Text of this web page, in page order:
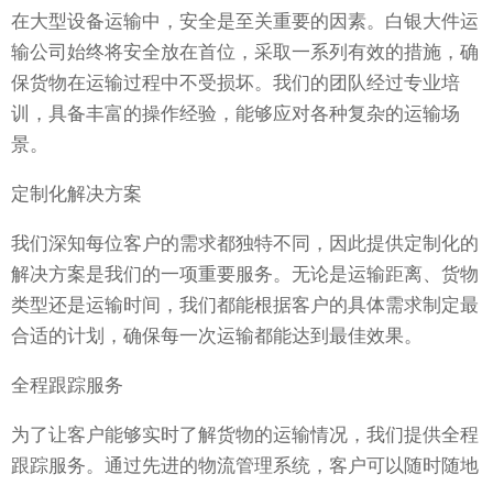
在大型设备运输中，安全是至关重要的因素。白银大件运
输公司始终将安全放在首位，采取一系列有效的措施，确
保货物在运输过程中不受损坏。我们的团队经过专业培
训，具备丰富的操作经验，能够应对各种复杂的运输场
景。
定制化解决方案
我们深知每位客户的需求都独特不同，因此提供定制化的
解决方案是我们的一项重要服务。无论是运输距离、货物
类型还是运输时间，我们都能根据客户的具体需求制定最
合适的计划，确保每一次运输都能达到最佳效果。
全程跟踪服务
为了让客户能够实时了解货物的运输情况，我们提供全程
跟踪服务。通过先进的物流管理系统，客户可以随时随地